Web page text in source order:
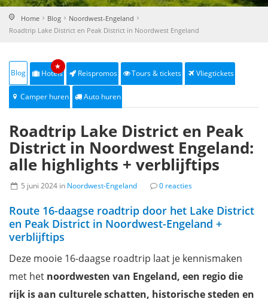
Home Blog
Noordwest-Engeland
Roadtrip Lake District en Peak District in Noordwest Engeland
Blog Hotels
★
Reispromos Tours & tickets Vliegtickets
Camper huren Auto huren
Roadtrip Lake District en Peak
District in Noordwest Engeland:
alle highlights + verblijftips
5 juni 2024 in Noordwest-Engeland 0 reacties
Route 16-daagse roadtrip door het Lake District
en Peak District in Noordwest-Engeland +
verblijftips
Deze mooie 16-daagse roadtrip laat je kennismaken
met het noordwesten van Engeland, een regio die
rijk is aan culturele schatten, historische steden en